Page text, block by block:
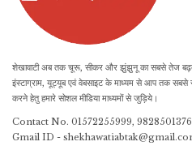
शेखावाटी अब तक चूरू, सीकर और झुंझुनू का सबसे तेज
इंस्टाग्राम, यूट्यूब एवं वेबसाइट के माध्यम से आप तक
करने हेतु हमारे सोशल मीडिया माध्यमों से जुड़िये।
Contact No. 01572255999, 9828501376
Gmail ID -